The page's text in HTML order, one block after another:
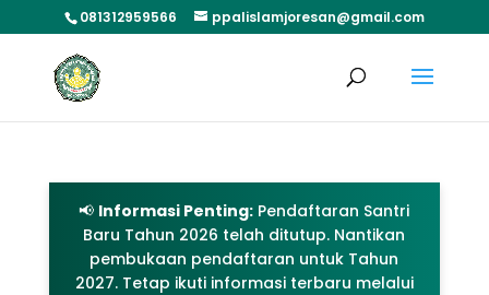
081312959566 ppalislamjoresan@gmail.com
📢 Informasi Penting: Pendaftaran Santri
Baru Tahun 2026 telah ditutup. Nantikan
pembukaan pendaftaran untuk Tahun
2027. Tetap ikuti informasi terbaru melalui